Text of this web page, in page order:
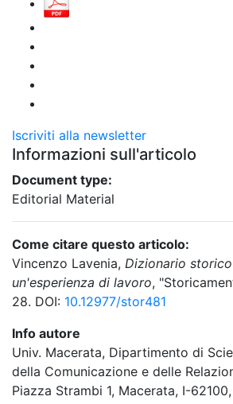
Iscriviti alla newsletter
Informazioni sull'articolo
Document type:
Editorial Material
Come citare questo articolo:
Vincenzo Lavenia, Dizionario storico
un'esperienza di lavoro,
28. DOI: 10.12977/stor481
Info autore
Univ. Macerata, Dipartimento di
della Comunicazione e delle
Piazza Strambi 1, Macerata, I-